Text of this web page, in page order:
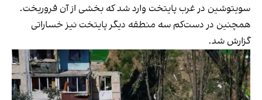
سویتوشین در غرب پایتخت وارد شد که بخشی از آن فروریخت.
همچنین در دست‌کم سه منطقه دیگر پایتخت نیز خساراتی
گزارش شد.